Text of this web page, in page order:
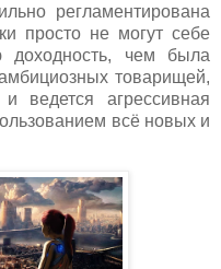
регламентирована
просто не могут себе
доходность, чем была
товарищей,
ведется агрессивная
всё новых и